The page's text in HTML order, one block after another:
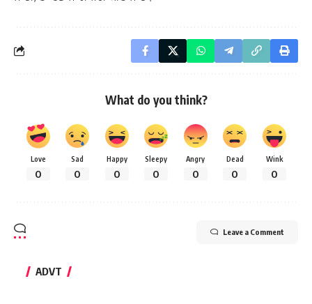
What do you think?
Love
0
Sad
0
Happy
0
Sleepy
0
Angry
0
Dead
0
Wink
0
Leave a Comment
ADVT